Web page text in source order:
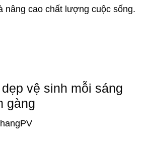
nâng cao chất lượng cuộc sống.
vệ sinh mỗi sáng
gàng